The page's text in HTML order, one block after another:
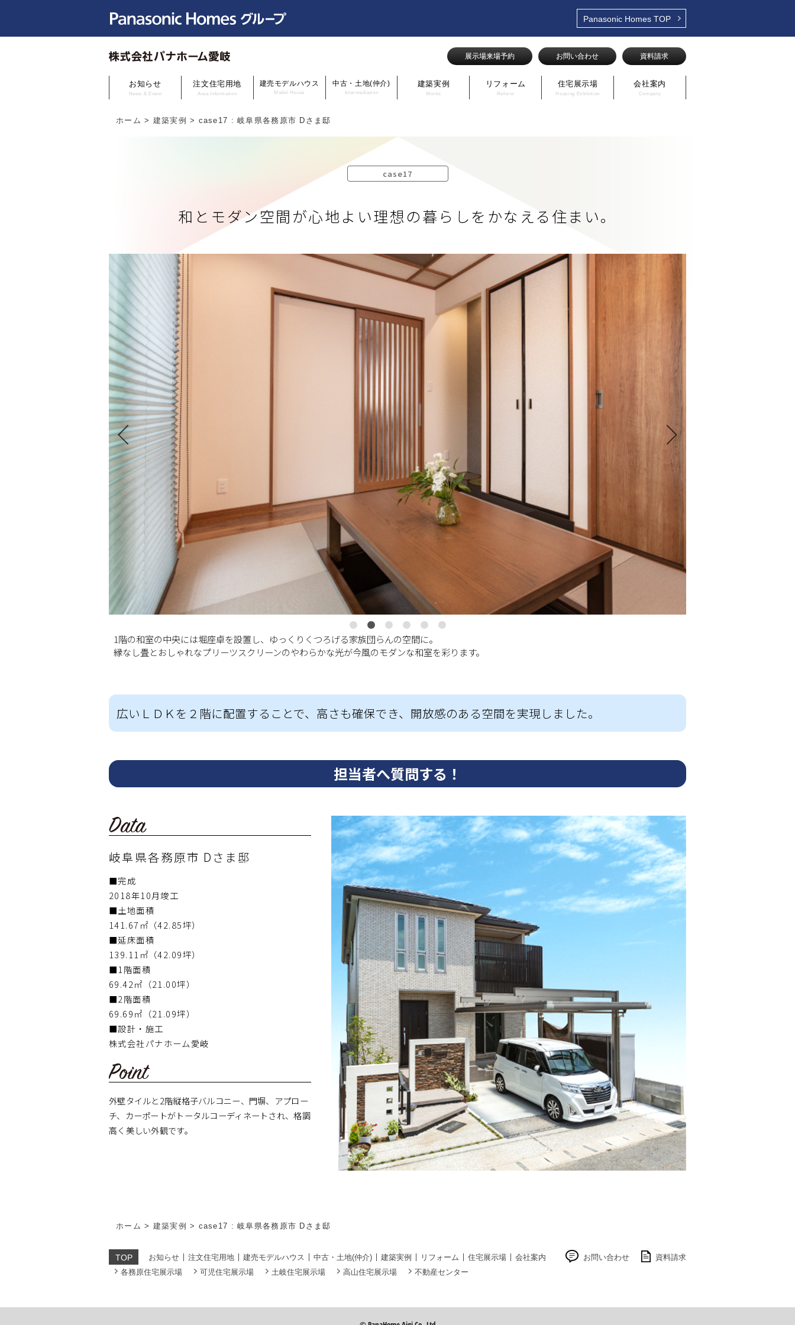
Panasonic Homes TOP
お知らせ
News & Event
注文住宅用地
Area Information
建売モデルハウス
Model House
中古・土地(仲介)
Intermediation
建築実例
Works
リフォーム
Reform
住宅展示場
Housing Exhibition
会社案内
Company
展示場来場予約 お問い合わせ 資料請求
ホーム > 建築実例 > case17 : 岐阜県各務原市 Dさま邸
case17
和とモダン空間が心地よい理想の暮らしをかなえる住まい。
1階の和室の中央には堀座卓を設置し、ゆっくりくつろげる家族団らんの空間に。
縁なし畳とおしゃれなプリーツスクリーンのやわらかな光が今風のモダンな和室を彩ります。
広いＬＤＫを２階に配置することで、高さも確保でき、開放感のある空間を実現しました。
担当者へ質問する！
岐阜県各務原市 Dさま邸
■完成
2018年10月竣工
■土地面積
141.67㎡（42.85坪）
■延床面積
139.11㎡（42.09坪）
■1階面積
69.42㎡（21.00坪）
■2階面積
69.69㎡（21.09坪）
■設計・施工
株式会社パナホーム愛岐
外壁タイルと2階縦格子バルコニー、門塀、アプロー
チ、カーポートがトータルコーディネートされ、格調
高く美しい外観です。
ホーム > 建築実例 > case17 : 岐阜県各務原市 Dさま邸
TOP お知らせ 注文住宅用地 建売モデルハウス 中古・土地(仲介) 建築実例 リフォーム 住宅展示場
会社案内
各務原住宅展示場
可児住宅展示場 土岐住宅展示場 高山住宅展示場 不動産センター
お問い合わせ 資料請求